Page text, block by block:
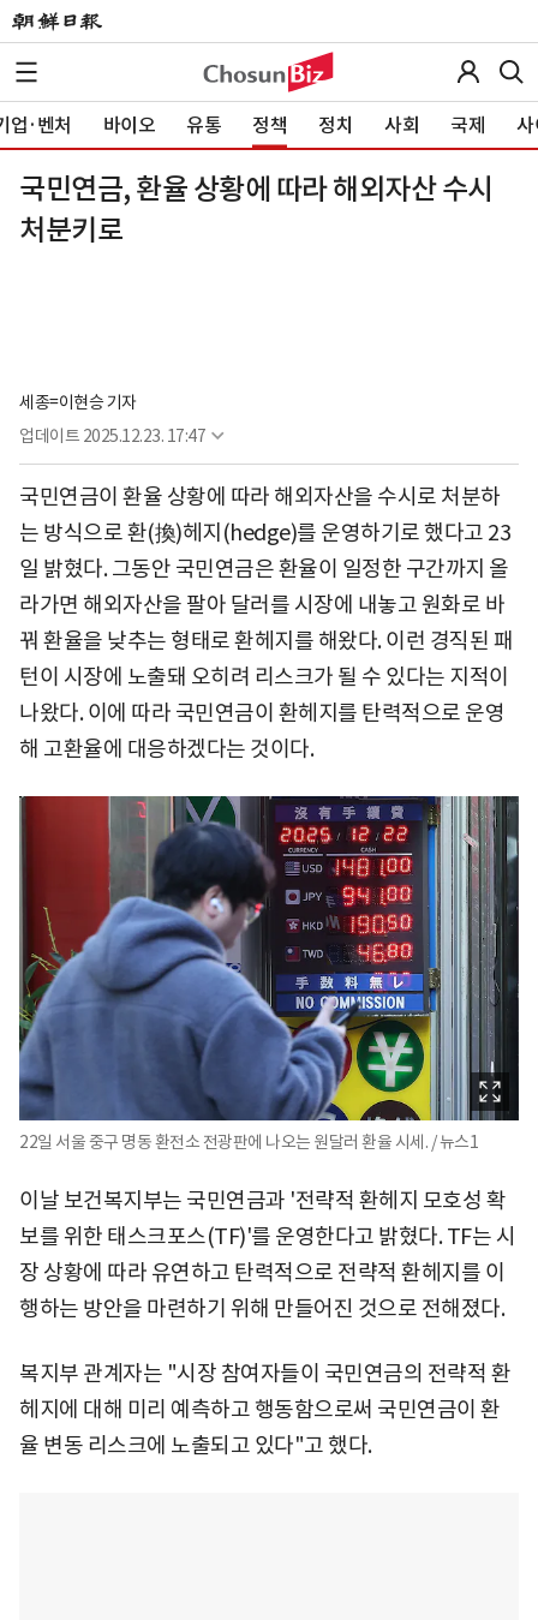
업·벤처 바이오 유통 정책 정치 사회 국제 사
국민연금, 환율 상황에 따라 해외자산 수시
처분키로
세종=이현승 기자
업데이트 2025.12.23. 17:47
국민연금이 환율 상황에 따라 해외자산을 수시로 처분하
는 방식으로 환(換)헤지(hedge)를 운영하기로 했다고 23
일 밝혔다. 그동안 국민연금은 환율이 일정한 구간까지 올
라가면 해외자산을 팔아 달러를 시장에 내놓고 원화로 바
꿔 환율을 낮추는 형태로 환헤지를 해왔다. 이런 경직된 패
턴이 시장에 노출돼 오히려 리스크가 될 수 있다는 지적이
나왔다. 이에 따라 국민연금이 환헤지를 탄력적으로 운영
해 고환율에 대응하겠다는 것이다.
22일 서울 중구 명동 환전소 전광판에 나오는 원달러 환율 시세. / 뉴스1
이날 보건복지부는 국민연금과 '전략적 환헤지 모호성 확
보를 위한 태스크포스(TF)'를 운영한다고 밝혔다. TF는 시
장 상황에 따라 유연하고 탄력적으로 전략적 환헤지를 이
행하는 방안을 마련하기 위해 만들어진 것으로 전해졌다.
복지부 관계자는 "시장 참여자들이 국민연금의 전략적 환
헤지에 대해 미리 예측하고 행동함으로써 국민연금이 환
율 변동 리스크에 노출되고 있다"고 했다.